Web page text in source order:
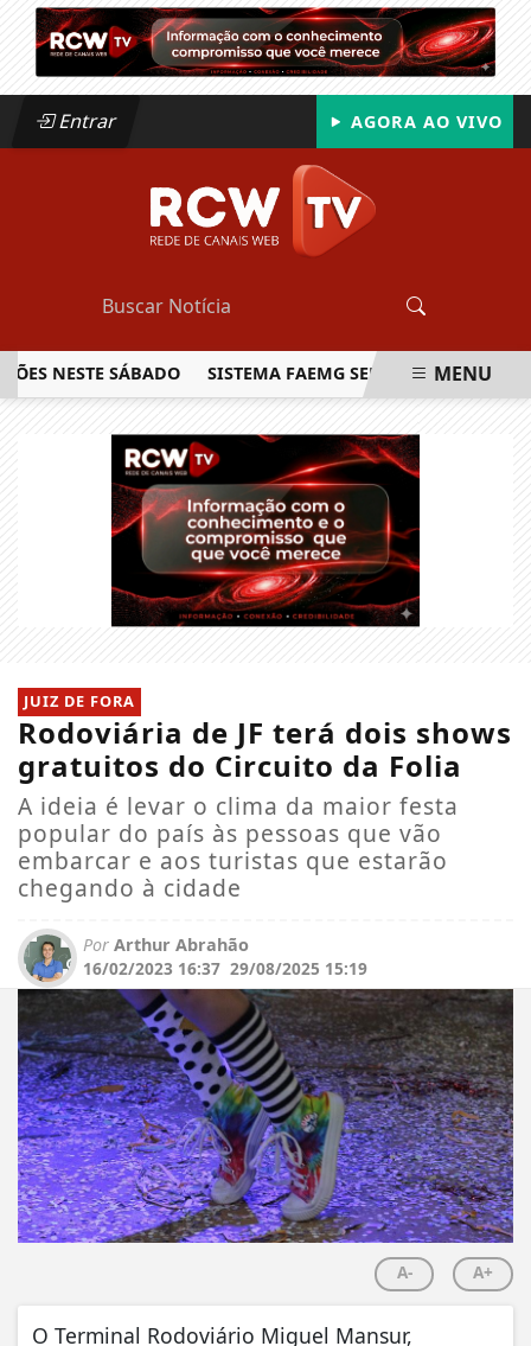
Entrar AGORA AO VIVO
SÁBADO SISTEMA FAEMG SENAR LANÇA OMENU
JUIZ DE FORA
Rodoviária de JF terá dois shows
gratuitos do Circuito da Folia
A ideia é levar o clima da maior festa
popular do país às pessoas que vão
embarcar e aos turistas que estarão
chegando à cidade
Por Arthur Abrahão
16/02/2023 16:37 29/08/2025 15:19
A- A+
O Terminal Rodoviário Miguel Mansur,